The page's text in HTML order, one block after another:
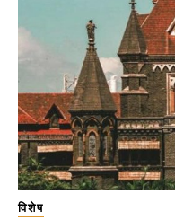
विशेष